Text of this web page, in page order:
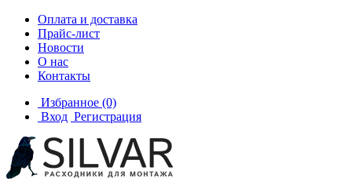
Оплата и доставка
Прайс-лист
Новости
О нас
Контакты
Избранное (0)
Вход Регистрация